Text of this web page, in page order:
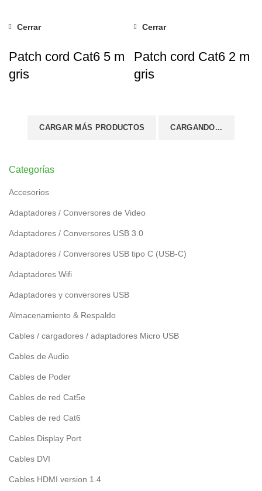
Categorías
Accesorios
Adaptadores / Conversores de Video
Adaptadores / Conversores USB 3.0
Adaptadores / Conversores USB tipo C (USB-C)
Adaptadores Wifi
Adaptadores y conversores USB
Almacenamiento & Respaldo
Cables / cargadores / adaptadores Micro USB
Cables de Audio
Cables de Poder
Cables de red Cat5e
Cables de red Cat6
Cables Display Port
Cables DVI
Cables HDMI version 1.4
Cerrar
Patch cord Cat6 5 m
gris
Cerrar
Patch cord Cat6 2 m
gris
CARGAR MÁS PRODUCTOS CARGANDO...